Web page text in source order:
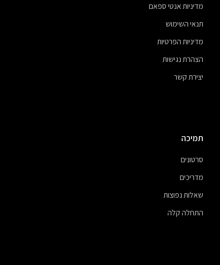
מדיניות אנטי ספאם
תנאי השימוש
מדיניות הפרטיות
הצהרת נגישות
יצירת קשר
תמיכה
סרטונים
מדריכים
שאלות נפוצות
התחלה קלה